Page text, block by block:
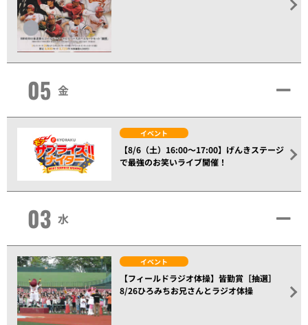
05 金
イベント
【8/6（土）16:00～17:00】げんきステージ
で最強のお笑いライブ開催！
03 水
イベント
【フィールドラジオ体操】皆勤賞［抽選］
8/26ひろみちお兄さんとラジオ体操